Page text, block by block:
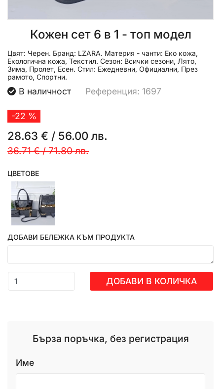
Кожен сет 6 в 1 - топ модел
Цвят: Черен. Бранд: LZARA. Материя - чанти: Еко кожа,
Екологична кожа, Текстил. Сезон: Всички сезони, Лято,
Зима, Пролет, Есен. Стил: Ежедневни, Официални, През
рамото, Спортни.
В наличност Референция: 1697
-22 %
28.63 € / 56.00 лв.
36.71 €/71.80 лв.
ЦВЕТОВЕ
ДОБАВИ БЕЛЕЖКА КЪМ ПРОДУКТА
ДОБАВИ В КОЛИЧКА
Бърза поръчка, без регистрация
Име